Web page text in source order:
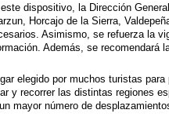
dispositivo, la Dirección
Horcajo de la Sierra,
Asimismo, se refuerza la
Además, se recomendará
elegido por muchos turistas
y recorrer las distintas regiones
mayor número de